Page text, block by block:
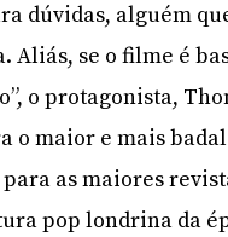
dúvidas, alguém
Aliás, se o filme é
o protagonista,
o maior e mais
as maiores
pop londrina da